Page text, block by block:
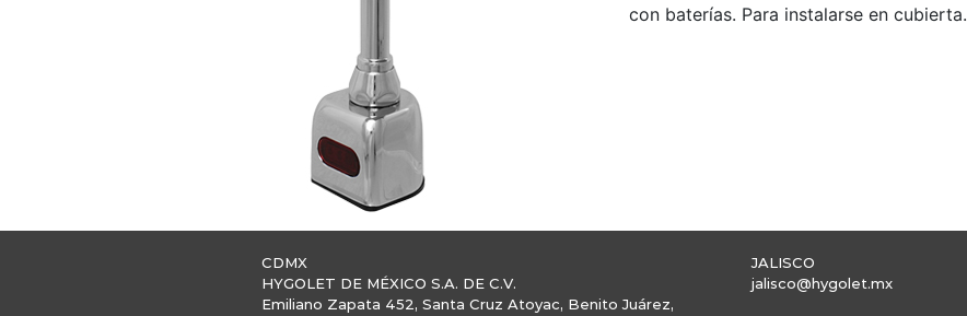
con baterías. Para instalarse en cubierta.
CDMX
HYGOLET DE MÉXICO S.A. DE C.V.
Emiliano Zapata 452, Santa Cruz Atoyac, Benito Juárez,
JALISCO
jalisco@hygolet.mx